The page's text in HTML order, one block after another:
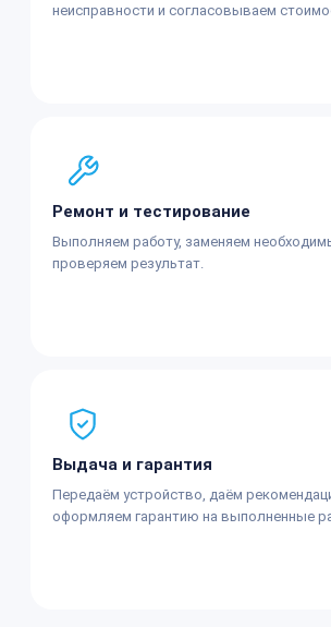
неисправности и согласовываем
Ремонт и тестирование
Выполняем работу, заменяем
проверяем результат.
Выдача и гарантия
Передаём устройство, даём
оформляем гарантию на выполненные